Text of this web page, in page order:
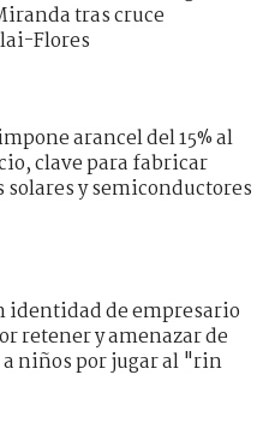
tras cruce
Flores
arancel del 15% al
clave para fabricar
solares y semiconductores
identidad de empresario
retener y amenazar de
niños por jugar al "rin